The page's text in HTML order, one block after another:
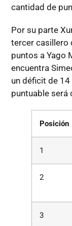
cantidad de
Por su parte
tercer casillero
puntos a Yago
encuentra
un déficit de
puntuable será
Posición
1
2
3